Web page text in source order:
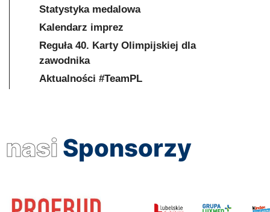
Statystyka medalowa
Kalendarz imprez
Reguła 40. Karty Olimpijskiej dla
zawodnika
Aktualności #TeamPL
nasi Sponsorzy